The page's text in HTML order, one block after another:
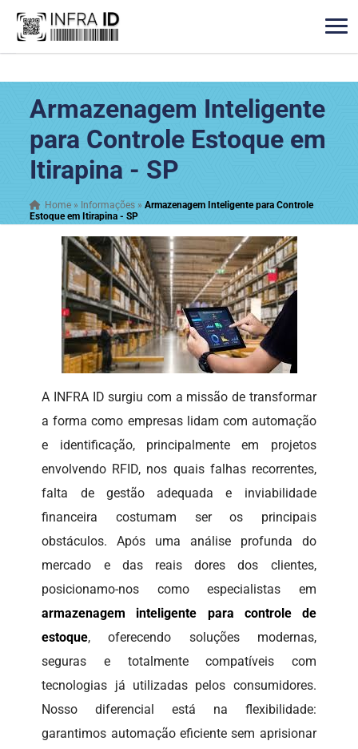
Armazenagem Inteligente
para Controle Estoque em
Itirapina - SP
Home » Informações »Armazenagem Inteligente para Controle
Estoque em Itirapina - SP
A INFRA ID surgiu com a missão de transformar
a forma como empresas lidam com automação
e identificação, principalmente em projetos
envolvendo RFID, nos quais falhas recorrentes,
falta de gestão adequada e inviabilidade
financeira costumam ser os principais
obstáculos. Após uma análise profunda do
mercado e das reais dores dos clientes,
posicionamo-nos como especialistas em
armazenagem inteligente para controle de
estoque, oferecendo soluções modernas,
seguras e totalmente compatíveis com
tecnologias já utilizadas pelos consumidores.
Nosso diferencial está na flexibilidade:
garantimos automação eficiente sem aprisionar